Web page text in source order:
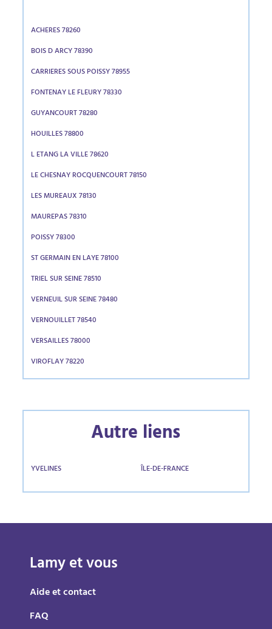
ACHERES 78260
BOIS D ARCY 78390
CARRIERES SOUS POISSY 78955
FONTENAY LE FLEURY 78330
GUYANCOURT 78280
HOUILLES 78800
L ETANG LA VILLE 78620
LE CHESNAY ROCQUENCOURT 78150
LES MUREAUX 78130
MAUREPAS 78310
POISSY 78300
ST GERMAIN EN LAYE 78100
TRIEL SUR SEINE 78510
VERNEUIL SUR SEINE 78480
VERNOUILLET 78540
VERSAILLES 78000
VIROFLAY 78220
Autre liens
YVELINES ÎLE-DE-FRANCE
Lamy et vous
Aide et contact
FAQ